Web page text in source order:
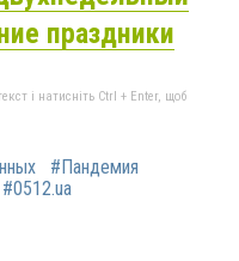
праздники
і натисніть Ctrl + Enter, щоб
#Пандемия
#0512.ua